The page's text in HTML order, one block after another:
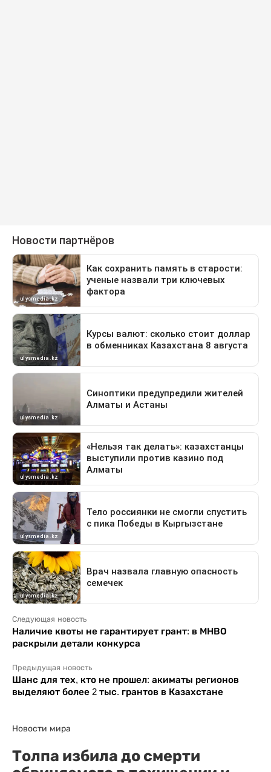
Следующая новость
Наличие квоты не гарантирует грант: в МНВО
раскрыли детали конкурса
Предыдущая новость
Шанс для тех, кто не прошел: акиматы регионов
выделяют более 2 тыс. грантов в Казахстане
Новости мира
Толпа избила до смерти